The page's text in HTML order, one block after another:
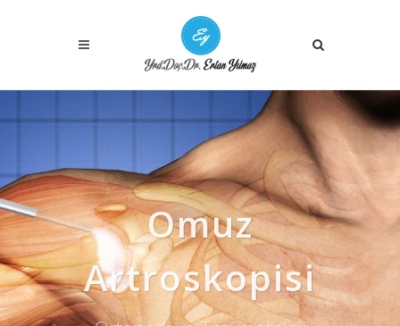
Omuz
Artroskopisi